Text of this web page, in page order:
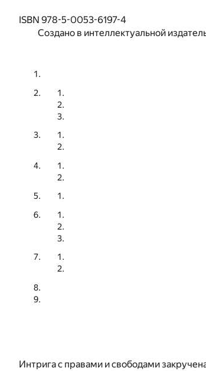
ISBN 978-5-0053-6197-4
Создано в интеллектуальной
Интрига с правами и свободами